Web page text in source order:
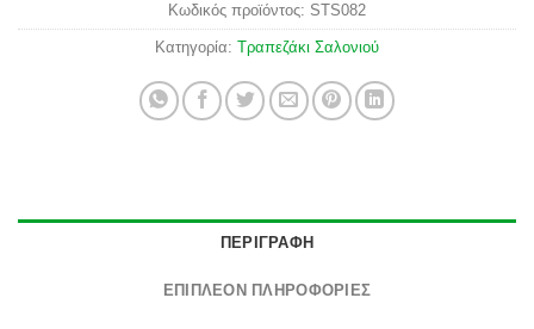
Κωδικός προϊόντος: STS082
Κατηγορία: Τραπεζάκι Σαλονιού
ΠΕΡΙΓΡΑΦΉ
ΕΠΙΠΛΈΟΝ ΠΛΗΡΟΦΟΡΊΕΣ